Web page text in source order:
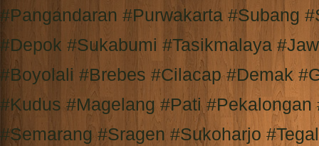
#Pangandaran #Purwakarta #Subang
#Depok #Sukabumi #Tasikmalaya
#Boyolali #Brebes #Cilacap #Demak
#Kudus #Magelang #Pati
#Semarang #Sragen #Sukoharjo